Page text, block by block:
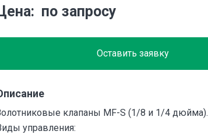
по запросу
Оставить заявку
клапаны MF-S (1/8 и 1/4 дюйма).
управления: